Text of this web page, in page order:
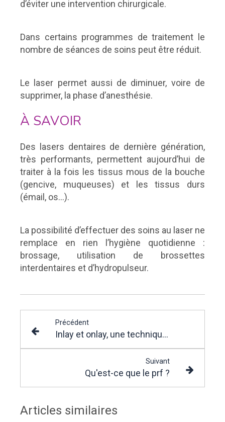
d’éviter une intervention chirurgicale.
Dans certains programmes de traitement le
nombre de séances de soins peut être réduit.
Le laser permet aussi de diminuer, voire de
supprimer, la phase d’anesthésie.
À SAVOIR
Des lasers dentaires de dernière génération,
très performants, permettent aujourd’hui de
traiter à la fois les tissus mous de la bouche
(gencive, muqueuses) et les tissus durs
(émail, os…).
La possibilité d’effectuer des soins au laser ne
remplace en rien l’hygiène quotidienne :
brossage, utilisation de brossettes
interdentaires et d’hydropulseur.
Précédent
Inlay et onlay, une technique conservatrice
Suivant
Qu'est-ce que le prf ?
Articles similaires